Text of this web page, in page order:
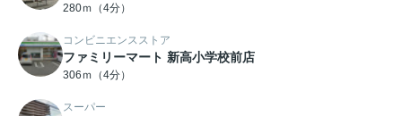
280ｍ（4分）
コンビニエンスストア
ファミリーマート 新高小学校前店
306ｍ（4分）
スーパー